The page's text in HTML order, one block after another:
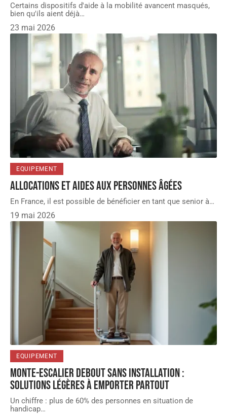
Certains dispositifs d'aide à la mobilité avancent masqués,
bien qu'ils aient déjà…
23 mai 2026
EQUIPEMENT
Allocations et aides aux personnes âgées
En France, il est possible de bénéficier en tant que senior à…
19 mai 2026
EQUIPEMENT
Monte-escalier debout sans installation :
solutions légères à emporter partout
Un chiffre : plus de 60% des personnes en situation de
handicap…